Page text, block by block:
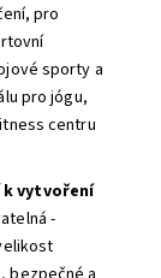
pro
sporty a
pro jógu,
centru
k vytvoření
-